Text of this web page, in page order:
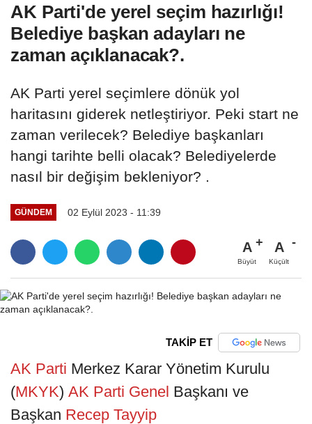
AK Parti'de yerel seçim hazırlığı!
Belediye başkan adayları ne
zaman açıklanacak?.
AK Parti yerel seçimlere dönük yol
haritasını giderek netleştiriyor. Peki start ne
zaman verilecek? Belediye başkanları
hangi tarihte belli olacak? Belediyelerde
nasıl bir değişim bekleniyor? .
GÜNDEM 02 Eylül 2023 - 11:39
A
Büyüt
A
Küçült
TAKİP ET
AK Parti Merkez Karar Yönetim Kurulu
(MKYK) AK Parti Genel Başkanı ve
Başkan Recep Tayyip